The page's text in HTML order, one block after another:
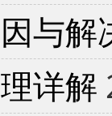
与解
详解